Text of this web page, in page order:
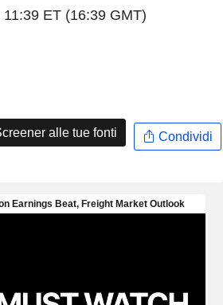
ET (16:39 GMT)
alle tue fonti Condividi